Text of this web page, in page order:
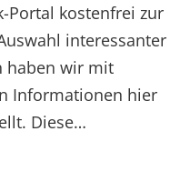
Portal kostenfrei zur
interessanter
haben wir mit
Informationen hier
Diese…